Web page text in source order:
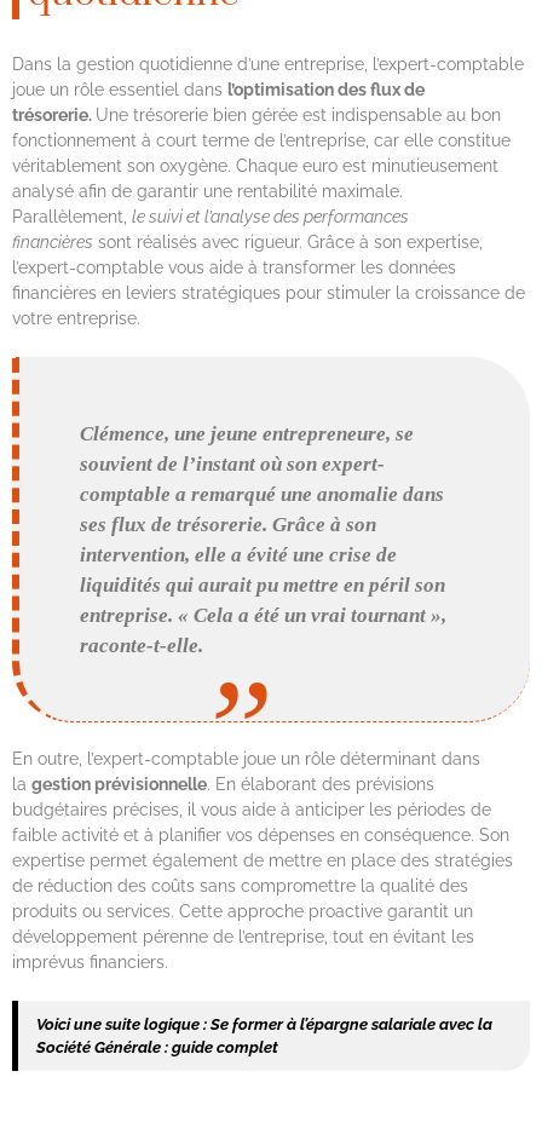
Dans la gestion quotidienne d’une entreprise, l’expert-comptable
joue un rôle essentiel dans l’optimisation des flux de
trésorerie. Une trésorerie bien gérée est indispensable au bon
fonctionnement à court terme de l’entreprise, car elle constitue
véritablement son oxygène. Chaque euro est minutieusement
analysé afin de garantir une rentabilité maximale.
Parallèlement, le suivi et l’analyse des performances
financières sont réalisés avec rigueur. Grâce à son expertise,
l’expert-comptable vous aide à transformer les données
financières en leviers stratégiques pour stimuler la croissance de
votre entreprise.
Clémence, une jeune entrepreneure, se
souvient de l’instant où son expert-
comptable a remarqué une anomalie dans
ses flux de trésorerie. Grâce à son
intervention, elle a évité une crise de
liquidités qui aurait pu mettre en péril son
entreprise. « Cela a été un vrai tournant »,
raconte-t-elle.
En outre, l’expert-comptable joue un rôle déterminant dans
la gestion prévisionnelle. En élaborant des prévisions
budgétaires précises, il vous aide à anticiper les périodes de
faible activité et à planifier vos dépenses en conséquence. Son
expertise permet également de mettre en place des stratégies
de réduction des coûts sans compromettre la qualité des
produits ou services. Cette approche proactive garantit un
développement pérenne de l’entreprise, tout en évitant les
imprévus financiers.
Voici une suite logique : Se former à l’épargne salariale avec la
Société Générale : guide complet